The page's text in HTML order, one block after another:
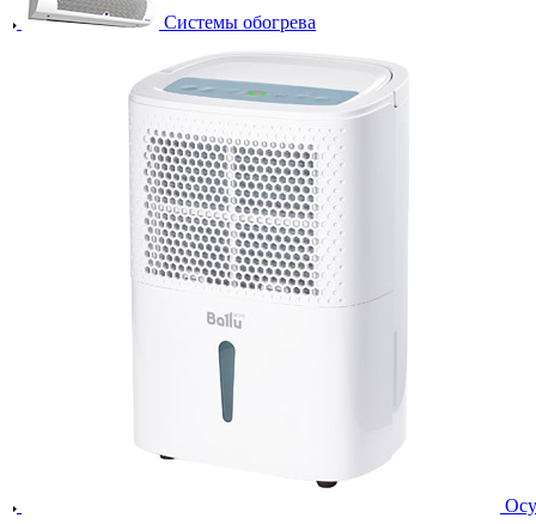
Системы обогрева